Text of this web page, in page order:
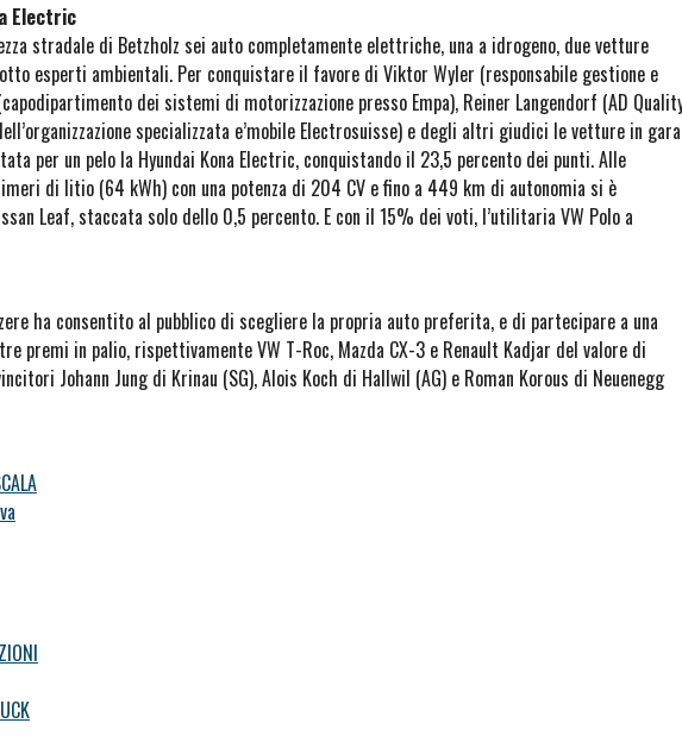
Electric
stradale di Betzholz sei auto completamente elettriche, una a idrogeno, due vetture
esperti ambientali. Per conquistare il favore di Viktor Wyler (responsabile gestione e
dei sistemi di motorizzazione presso Empa), Reiner Langendorf (AD
specializzata e’mobile Electrosuisse) e degli altri giudici le vetture in gara
per un pelo la Hyundai Kona Electric, conquistando il 23,5 percento dei punti. Alle
di litio (64 kWh) con una potenza di 204 CV e fino a 449 km di autonomia si è
Leaf, staccata solo dello 0,5 percento. E con il 15% dei voti, l’utilitaria VW Polo a
ha consentito al pubblico di scegliere la propria auto preferita, e di partecipare a una
premi in palio, rispettivamente VW T-Roc, Mazda CX-3 e Renault Kadjar del valore di
Johann Jung di Krinau (SG), Alois Koch di Hallwil (AG) e Roman Korous di Neuenegg